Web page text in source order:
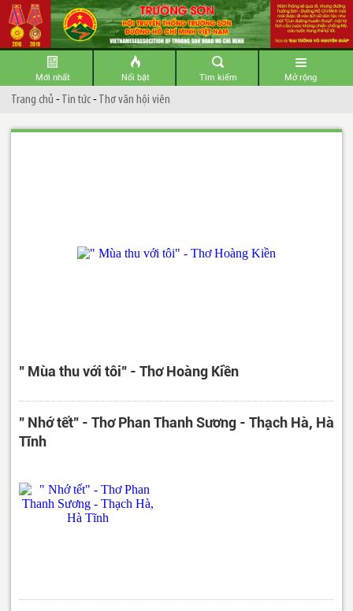
Mới nhất Nổi bật Tìm kiếm Mở rộng
Trang chủ -Tin tức-Thơ văn hội viên
" Mùa thu với tôi" - Thơ Hoàng Kiền
" Nhớ tết" - Thơ Phan Thanh Sương - Thạch Hà, Hà
Tĩnh